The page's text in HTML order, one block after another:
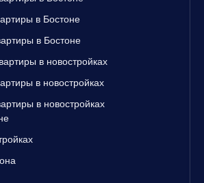
в Бостоне
в Бостоне
в новостройках
в новостройках
в новостройках